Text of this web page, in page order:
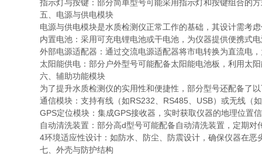
指示灯与按键：部分简单型号可能采用指示灯和按键组合的方
五、电源与供电模块
电源与供电模块是水质检测仪正常工作的基础，其设计需考虑
内置电池：采用可充电锂电池或干电池，为仪器提供便携式电
外部电源适配器：通过交流电源适配器将市电转换为直流电，
太阳能供电：部分户外型号可能配备太阳能电池板，利用太阳
六、辅助功能模块
为了提升水质检测仪的实用性和便捷性，部分型号还配备了以
通信模块：支持有线（如RS232、RS485、USB）或无线（
GPS定位模块：集成GPS接收器，实时获取仪器的地理位置
自动清洗装置：部分高d型号可能配备自动清洗装置，定期对
4环境适应性设计：如防水、防尘、防震设计，确保仪器在恶
七、外壳与防护结构